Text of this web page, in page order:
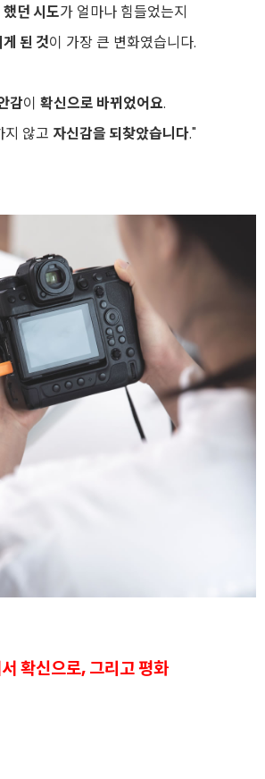
던 시도가 얼마나 힘들었는지
된 것이 가장 큰 변화였습니다.
감이 확신으로 바뀌었어요.
지 않고 자신감을 되찾았습니다."
확신으로, 그리고 평화